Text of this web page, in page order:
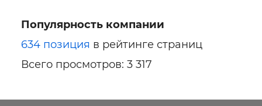
Популярность компании
634 позиция в рейтинге страниц
Всего просмотров: 3 317